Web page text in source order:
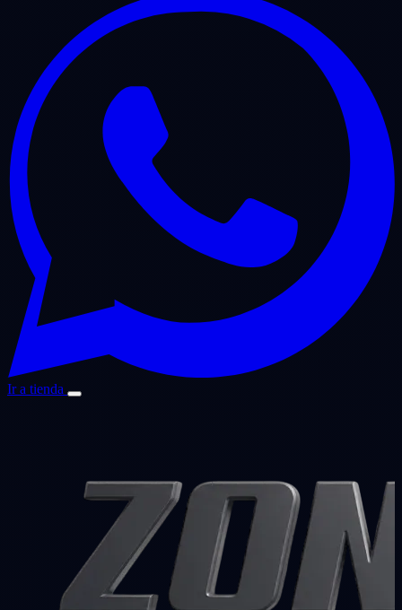
Ir a tienda